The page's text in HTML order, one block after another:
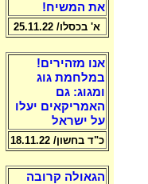
את המשיח!
א' בכסלו/ 25.11.22
אנו מזהירים!
במלחמת גוג
ומגוג: גם
האמריקאים יעלו
על ישראל
כ"ד בחשון/ 18.11.22
הגאולה קרובה